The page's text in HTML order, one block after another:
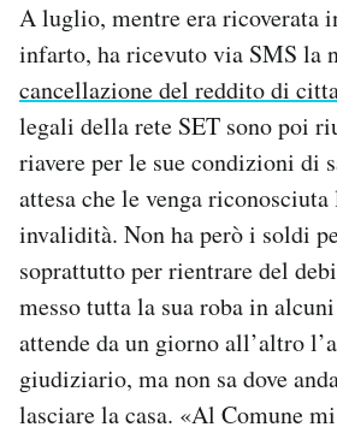
A luglio, mentre era ricoverata
infarto, ha ricevuto via SMS la
cancellazione del reddito di
legali della rete SET sono poi
riavere per le sue condizioni di
attesa che le venga
invalidità. Non ha però i soldi
soprattutto per rientrare del
messo tutta la sua roba in
attende da un giorno all’altro
giudiziario, ma non sa dove
lasciare la casa. «Al Comune